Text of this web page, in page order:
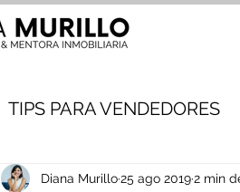
TIPS PARA VENDEDORES
Diana Murillo25 ago 20192 min